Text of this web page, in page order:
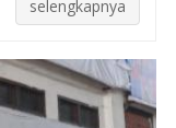
selengkapnya